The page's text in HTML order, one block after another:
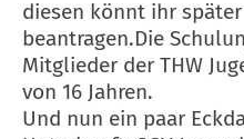
diesen könnt ihr
beantragen.Die
Mitglieder der THW
von 16 Jahren.
Und nun ein paar